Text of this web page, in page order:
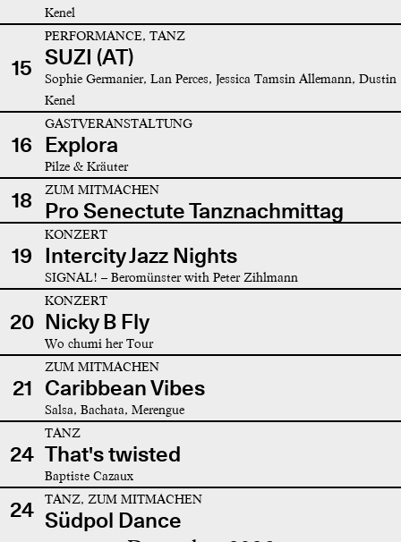
Kenel
15
PERFORMANCE, TANZ
SUZI (AT)
Sophie Germanier, Lan Perces, Jessica Tamsin Allemann, Dustin
Kenel
16
GASTVERANSTALTUNG
Explora
Pilze & Kräuter
18 ZUM MITMACHEN
Pro Senectute Tanznachmittag
19
KONZERT
Intercity Jazz Nights
SIGNAL! – Beromünster with Peter Zihlmann
20
KONZERT
Nicky B Fly
Wo chumi her Tour
21
ZUM MITMACHEN
Caribbean Vibes
Salsa, Bachata, Merengue
24
TANZ
That's twisted
Baptiste Cazaux
24 TANZ, ZUM MITMACHEN
Südpol Dance